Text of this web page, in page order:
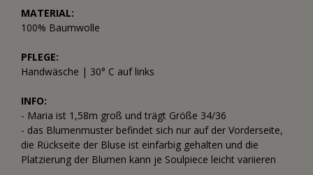
MATERIAL:
100% Baumwolle
PFLEGE:
Handwäsche | 30° C auf links
INFO:
- Maria ist 1,58m groß und trägt Größe 34/36
- das Blumenmuster befindet sich nur auf der Vorderseite,
die Rückseite der Bluse ist einfarbig gehalten und die
Platzierung der Blumen kann je Soulpiece leicht variieren